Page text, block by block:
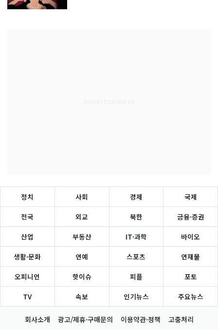
정치 사회 경제 국제
전국 외교 북한 금융·증권
산업 부동산 IT·과학 바이오
생활·문화 연예 스포츠 연재물
오피니언 핫이슈 피플 포토
TV 속보 인기뉴스 주요뉴스
회사소개 광고/제휴·구매문의 이용약관·정책 고충처리